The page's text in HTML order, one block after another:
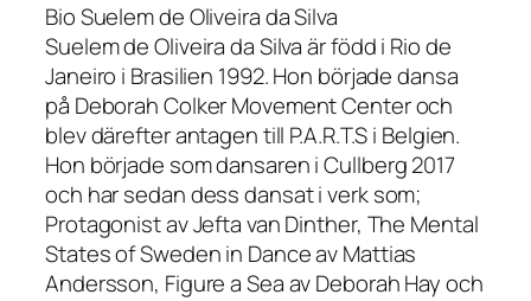
Bio Suelem de Oliveira da Silva
Suelem de Oliveira da Silva är född i Rio de
Janeiro i Brasilien 1992. Hon började dansa
på Deborah Colker Movement Center och
blev därefter antagen till P.A.R.T.S i Belgien.
Hon började som dansaren i Cullberg 2017
och har sedan dess dansat i verk som;
Protagonist av Jefta van Dinther, The Mental
States of Sweden in Dance av Mattias
Andersson, Figure a Sea av Deborah Hay och